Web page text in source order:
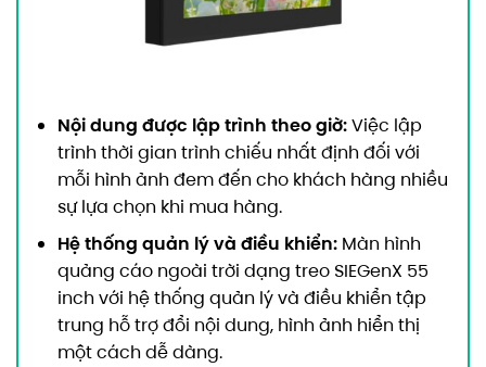
Nội dung được lập trình theo giờ:Việc lập
trình thời gian trình chiếu nhất định đối với
mỗi hình ảnh đem đến cho khách hàng nhiều
sự lựa chọn khi mua hàng.
Hệ thống quản lý và điều khiển: Màn hình
quảng cáo ngoài trời dạng treo SIEGenX 55
inch với hệ thống quản lý và điều khiển tập
trung hỗ trợ đổi nội dung, hình ảnh hiển thị
một cách dễ dàng.